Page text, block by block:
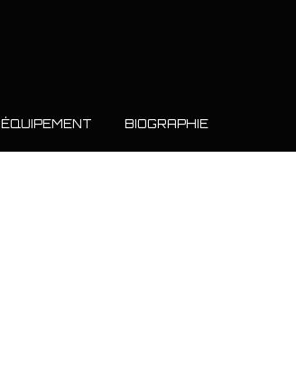
ÉQUIPEMENT BIOGRAPHIE